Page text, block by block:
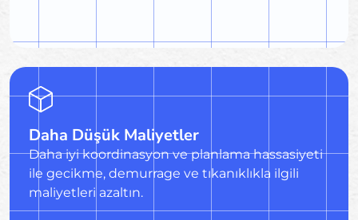
Daha Düşük Maliyetler
Daha iyi koordinasyon ve planlama hassasiyeti
ile gecikme, demurrage ve tıkanıklıkla ilgili
maliyetleri azaltın.